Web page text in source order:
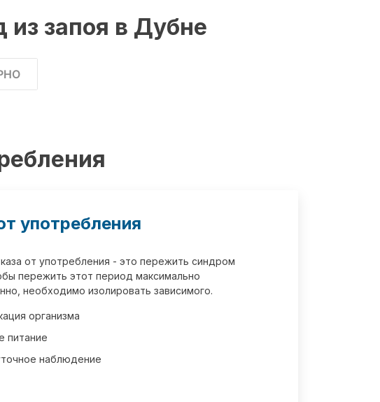
запоя в Дубне
употребления
от употребления - это пережить синдром
пережить этот период максимально
необходимо изолировать зависимого.
организма
питание
наблюдение